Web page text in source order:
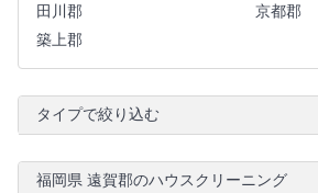
田川郡
京都郡
築上郡
タイプで絞り込む
福岡県 遠賀郡のハウスクリーニング